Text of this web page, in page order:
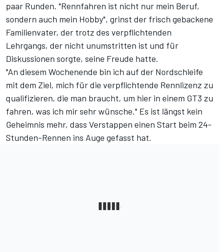
paar Runden. "Rennfahren ist nicht nur mein Beruf,
sondern auch mein Hobby", grinst der frisch gebackene
Familienvater, der trotz des verpflichtenden
Lehrgangs, der nicht unumstritten ist und für
Diskussionen sorgte, seine Freude hatte.
"An diesem Wochenende bin ich auf der Nordschleife
mit dem Ziel, mich für die verpflichtende Rennlizenz zu
qualifizieren, die man braucht, um hier in einem GT3 zu
fahren, was ich mir sehr wünsche." Es ist längst kein
Geheimnis mehr, dass Verstappen einen Start beim 24-
Stunden-Rennen ins Auge gefasst hat.